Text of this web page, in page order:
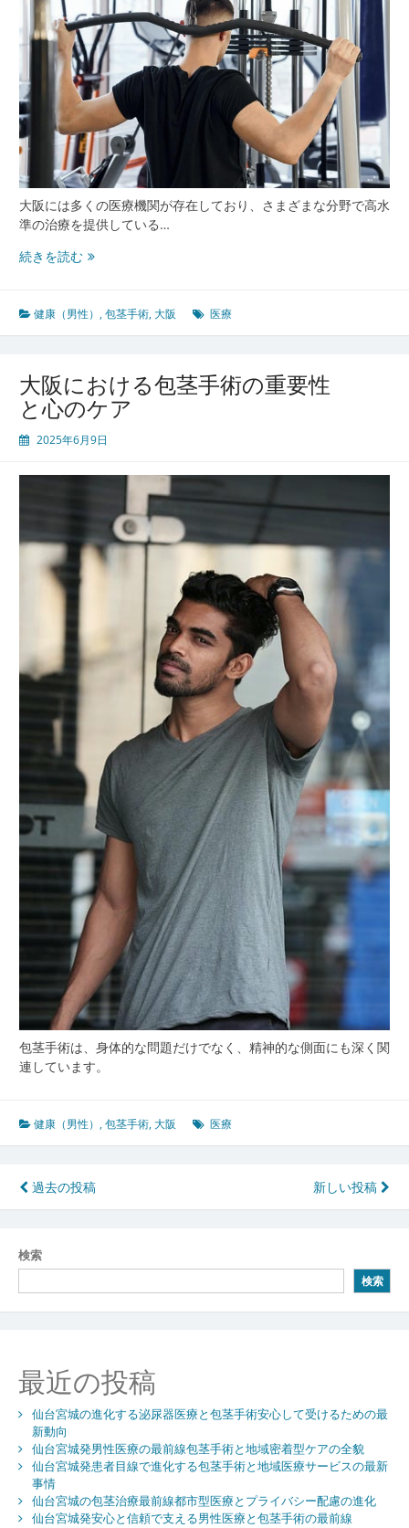
大阪には多くの医療機関が存在しており、さまざまな分野で高水
準の治療を提供している…
続きを読む大
の
包
術
選
の
健康（男性） ,包茎手術,大阪 医療
大阪における包茎手術の重要性
と心のケア
2025年6月9日
包茎手術は、身体的な問題だけでなく、精神的な側面にも深く関
連しています。
健康（男性） ,包茎手術,大阪 医療
投
稿
ナ
ビ
ゲ
シ
ョ
ン
過去の投稿 新しい投稿
検索
検索
最近の投稿
仙台宮城の進化する泌尿器医療と包茎手術安心して受けるための最
新動向
仙台宮城発男性医療の最前線包茎手術と地域密着型ケアの全貌
仙台宮城発患者目線で進化する包茎手術と地域医療サービスの最新
事情
仙台宮城の包茎治療最前線都市型医療とプライバシー配慮の進化
仙台宮城発安心と信頼で支える男性医療と包茎手術の最前線